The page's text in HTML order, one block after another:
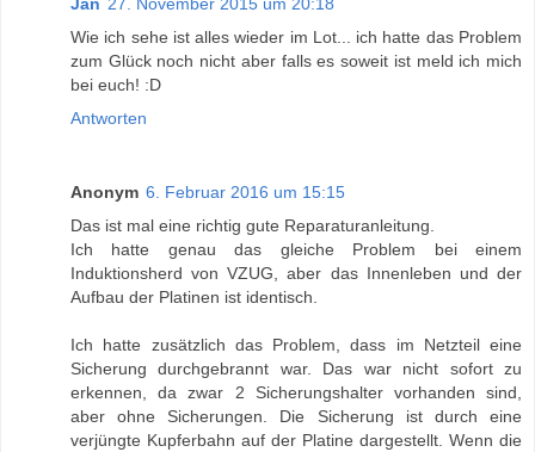
Wie ich sehe ist alles wieder im Lot... ich hatte das Problem
zum Glück noch nicht aber falls es soweit ist meld ich mich
bei euch! :D
Antworten
Anonym 6. Februar 2016 um 15:15
Das ist mal eine richtig gute Reparaturanleitung.
Ich hatte genau das gleiche Problem bei einem
Induktionsherd von VZUG, aber das Innenleben und der
Aufbau der Platinen ist identisch.
Ich hatte zusätzlich das Problem, dass im Netzteil eine
Sicherung durchgebrannt war. Das war nicht sofort zu
erkennen, da zwar 2 Sicherungshalter vorhanden sind,
aber ohne Sicherungen. Die Sicherung ist durch eine
verjüngte Kupferbahn auf der Platine dargestellt. Wenn die